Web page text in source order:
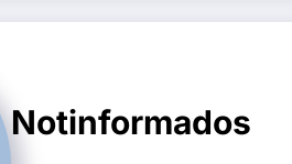
Notinformados